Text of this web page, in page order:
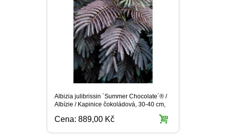
Albizia julibrissin ´Summer Chocolate´® /
Albízie / Kapinice čokoládová, 30-40 cm,
Cena: 889,00 Kč